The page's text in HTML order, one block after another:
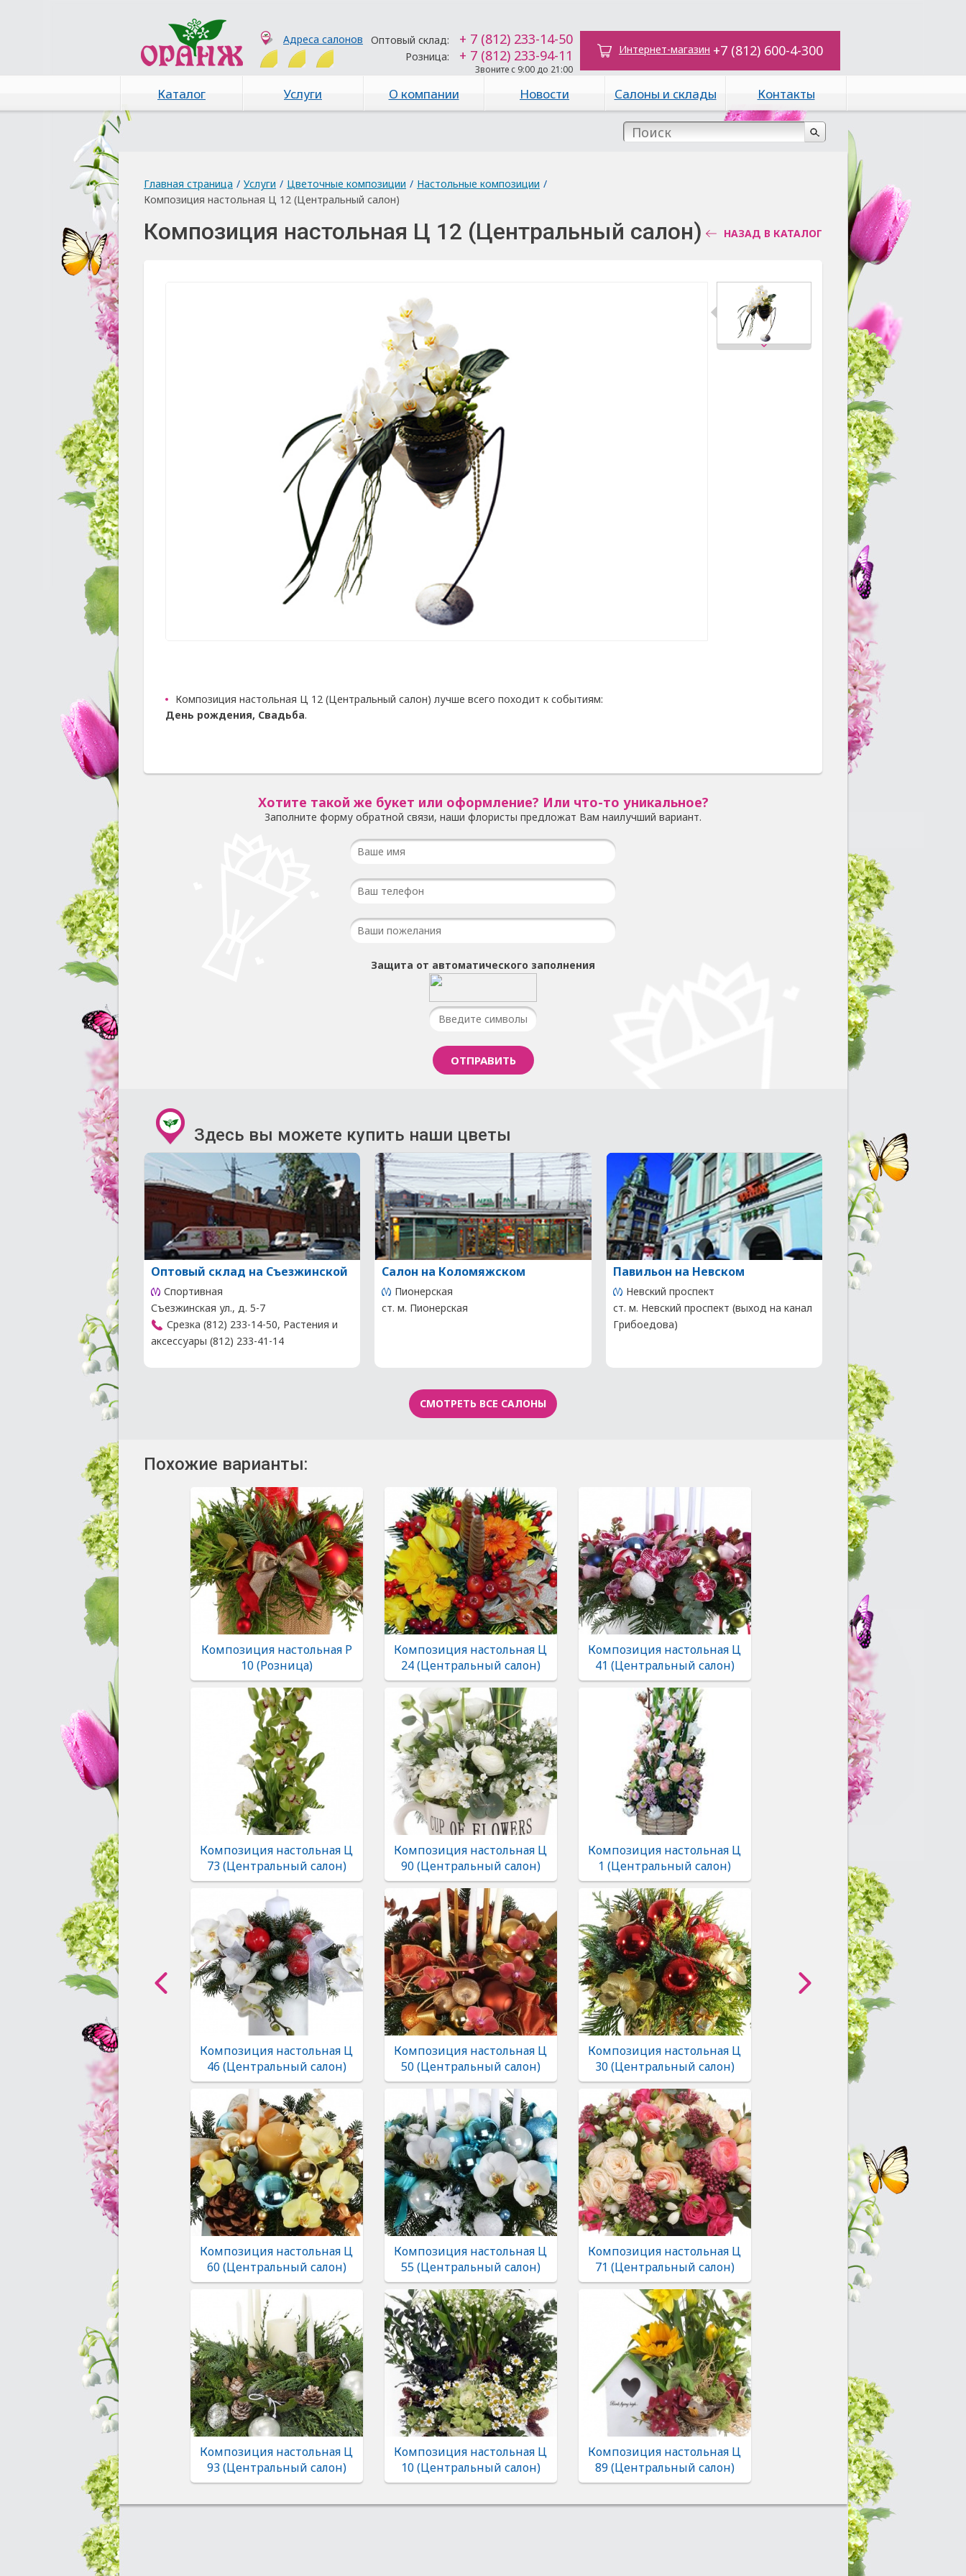
Адреса салонов Оптовый склад: + 7 (812) 233-14-50
Розница: + 7 (812) 233-94-11
Звоните с 9:00 до 21:00
Интернет-магазин +7 (812) 600-4-300
Каталог Услуги О компании Новости Салоны и склады Контакты
Главная страница / Услуги / Цветочные композиции / Настольные композиции /
Композиция настольная Ц 12 (Центральный салон)
Композиция настольная Ц 12 (Центральный салон) НАЗАД В КАТАЛОГ
Композиция настольная Ц 12 (Центральный салон) лучше всего походит к событиям:
День рождения, Свадьба.
Хотите такой же букет или оформление? Или что-то уникальное?
Заполните форму обратной связи, наши флористы предложат Вам наилучший вариант.
Защита от автоматического заполнения
Здесь вы можете купить наши цветы
Оптовый склад на Съезжинской
Спортивная
Съезжинская ул., д. 5-7
Срезка (812) 233-14-50, Растения и
аксессуары (812) 233-41-14
Салон на Коломяжском
Пионерская
ст. м. Пионерская
Павильон на Невском
Невский проспект
ст. м. Невский проспект (выход на канал
Грибоедова)
СМОТРЕТЬ ВСЕ САЛОНЫ
Похожие варианты:
Композиция настольная Р
10 (Розница)
Композиция настольная Ц
24 (Центральный салон)
Композиция настольная Ц
41 (Центральный салон)
Композиция настольная Ц
73 (Центральный салон)
Композиция настольная Ц
90 (Центральный салон)
Композиция настольная Ц
1 (Центральный салон)
Композиция настольная Ц
46 (Центральный салон)
Композиция настольная Ц
50 (Центральный салон)
Композиция настольная Ц
30 (Центральный салон)
Композиция настольная Ц
60 (Центральный салон)
Композиция настольная Ц
55 (Центральный салон)
Композиция настольная Ц
71 (Центральный салон)
Композиция настольная Ц
93 (Центральный салон)
Композиция настольная Ц
10 (Центральный салон)
Композиция настольная Ц
89 (Центральный салон)